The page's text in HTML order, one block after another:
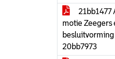
21bb1477
motie Zeegers
20bb7973